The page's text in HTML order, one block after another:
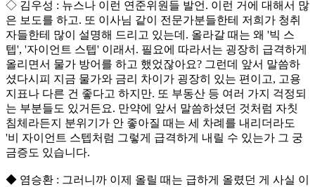
◇ 김우성 : 뉴스나 이런 연준위원들 발언. 이런 거에 대해서 많
은 보도를 하고. 또 이사님 같이 전문가분들한테 저희가 청취
자들한테 많이 설명해 드리고 있는데. 올라갈 때는 왜 '빅 스
텝', '자이언트 스텝' 이래서. 필요에 따라서는 굉장히 급격하게
올리면서 물가 방어를 하고 했었잖아요? 그런데 앞서 말씀하
셨다시피 지금 물가와 금리 차이가 굉장히 있는 편이고, 고용
지표나 다른 건 좋다고 하지만. 또 부동산 등 여러 가지 걱정되
는 부분들도 있거든요. 만약에 앞서 말씀하셨던 것처럼 자칫
침체라든지 분위기가 안 좋아질 때는 세 차례를 내리더라도
'비 자이언트 스텝처럼 그렇게 급격하게 내릴 수 있는가 그 궁
금증도 있습니다.
◆ 염승환 : 그러니까 이제 올릴 때는 급하게 올렸던 게 사실 이